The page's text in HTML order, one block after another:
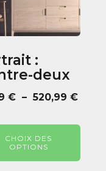
:
deux
€ – 520,99€
prix :
à
CHOIX DES
OPTIONS